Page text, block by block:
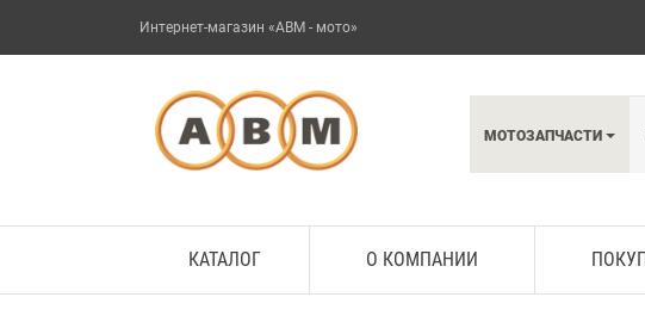
Интернет-магазин «АВМ - мото»
МОТОЗАПЧАСТИ
КАТАЛОГ О КОМПАНИИ